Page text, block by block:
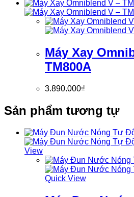
Máy Xay
TM800A
3.890.000₫
Sản phẩm tương tự
View
Quick View